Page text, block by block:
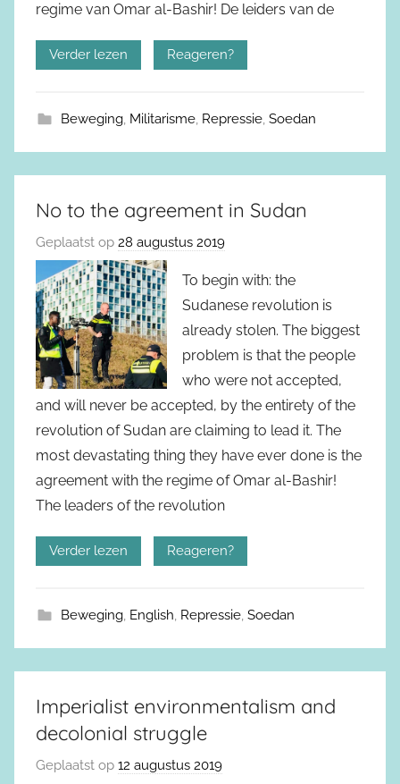
regime van Omar al-Bashir! De leiders van de
Verder lezen Reageren?
Beweging, Militarisme, Repressie, Soedan
No to the agreement in Sudan
Geplaatst op 28 augustus 2019
To begin with: the
Sudanese revolution is
already stolen. The biggest
problem is that the people
who were not accepted,
and will never be accepted, by the entirety of the
revolution of Sudan are claiming to lead it. The
most devastating thing they have ever done is the
agreement with the regime of Omar al-Bashir!
The leaders of the revolution
Verder lezen Reageren?
Beweging, English, Repressie, Soedan
Imperialist environmentalism and
decolonial struggle
Geplaatst op 12 augustus 2019